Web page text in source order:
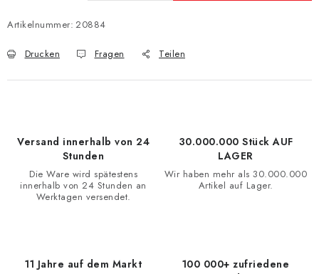
Artikelnummer: 20884
Drucken Fragen Teilen
Versand innerhalb von 24
Stunden
Die Ware wird spätestens
innerhalb von 24 Stunden an
Werktagen versendet.
30.000.000 Stück AUF
LAGER
Wir haben mehr als 30.000.000
Artikel auf Lager.
11 Jahre auf dem Markt
100 000+ zufriedene